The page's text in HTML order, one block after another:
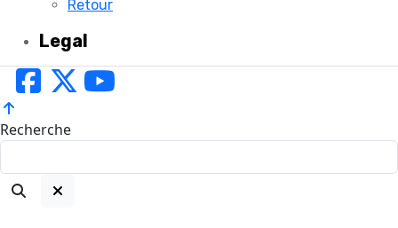
Retour
Legal
Recherche